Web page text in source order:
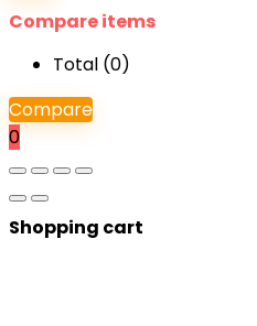
Compare items
Total (0)
Compare
0
Shopping cart